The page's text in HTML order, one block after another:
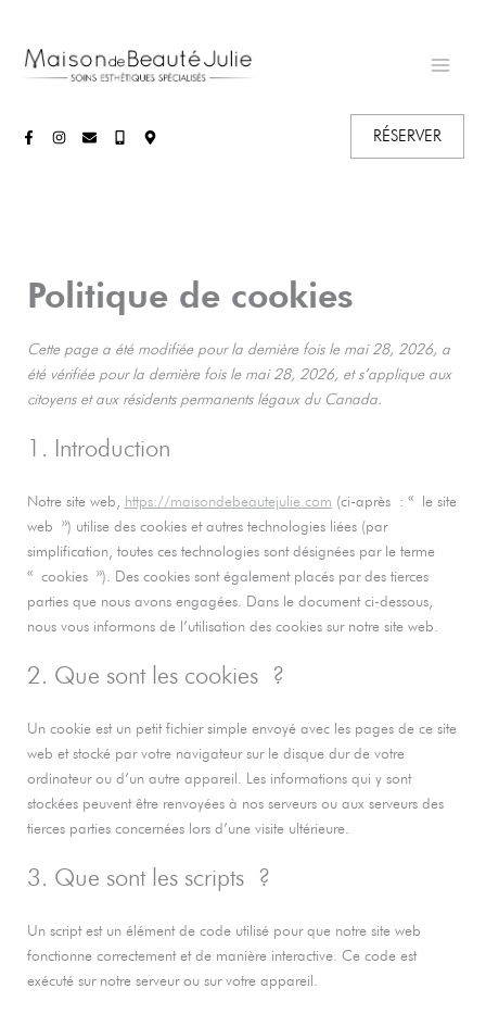
contenu
RÉSERVER
Politique de cookies
Cette page a été modifiée pour la dernière fois le mai 28, 2026, a
été vérifiée pour la dernière fois le mai 28, 2026, et s’applique aux
citoyens et aux résidents permanents légaux du Canada.
1. Introduction
Notre site web, https://maisondebeautejulie.com (ci-après : « le site
web ») utilise des cookies et autres technologies liées (par
simplification, toutes ces technologies sont désignées par le terme
« cookies »). Des cookies sont également placés par des tierces
parties que nous avons engagées. Dans le document ci-dessous,
nous vous informons de l’utilisation des cookies sur notre site web.
2. Que sont les cookies ?
Un cookie est un petit fichier simple envoyé avec les pages de ce site
web et stocké par votre navigateur sur le disque dur de votre
ordinateur ou d’un autre appareil. Les informations qui y sont
stockées peuvent être renvoyées à nos serveurs ou aux serveurs des
tierces parties concernées lors d’une visite ultérieure.
3. Que sont les scripts ?
Un script est un élément de code utilisé pour que notre site web
fonctionne correctement et de manière interactive. Ce code est
exécuté sur notre serveur ou sur votre appareil.